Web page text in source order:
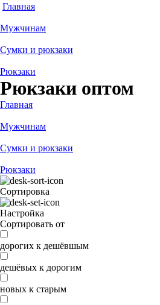
Главная
Мужчинам
Сумки и рюкзаки
Рюкзаки
Рюкзаки оптом
Главная
Мужчинам
Сумки и рюкзаки
Рюкзаки
Сортировка
Настройка
Сортировать от
дорогих к дешёвшым
дешёвых к дорогим
новых к старым